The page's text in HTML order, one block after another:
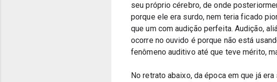
seu próprio cérebro, de onde
porque ele era surdo, nem teria ficado
que um com audição perfeita. Audição,
ocorre no ouvido é porque não está
fenômeno auditivo até que teve mérito,
No retrato abaixo, da época em que já